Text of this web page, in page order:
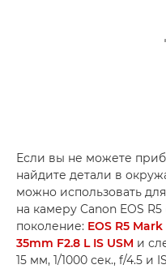
Если вы не можете
найдите детали в
можно использовать
на камеру Canon EOS
поколение: EOS R5 Mark
35mm F2.8 L IS USM и
15 мм, 1/1000 сек., f/4.5 и